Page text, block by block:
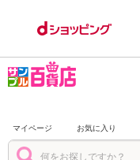
マイページ お気に入り